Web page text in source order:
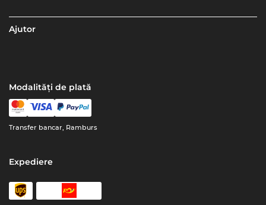
Ajutor
Modalități de plată
Transfer bancar, Ramburs
Expediere